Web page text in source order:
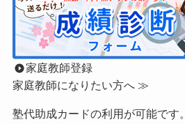
家庭教師登録
家庭教師になりたい方へ ≫
塾代助成カードの利用が可能です。